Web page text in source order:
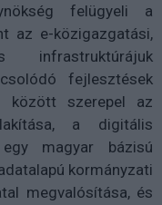
felügyeli a
az e-közigazgatási,
infrastruktúrájuk
fejlesztések
között szerepel az
a digitális
egy magyar bázisú
kormányzati
megvalósítása, és